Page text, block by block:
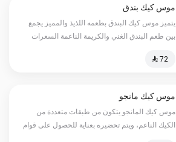
موس كيك بندق
يتميز موس كيك البندق بطعمه اللذيذ والمميز يجمع
بين طعم البندق الغني والكريمة الناعمة السعرات
⁨⁦‪‬ 72⁩
موس كيك مانجو
موس كيك المانجو يتكون من طبقات متعددة من
الكيك الناعم، ويتم تحضيره بعناية للحصول على قوام